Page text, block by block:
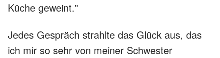
Küche geweint."
Jedes Gespräch strahlte das Glück aus, das
ich mir so sehr von meiner Schwester